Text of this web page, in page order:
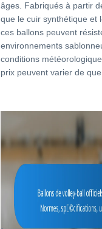
âges. Fabriqués à partir
que le cuir synthétique et
ces ballons peuvent
environnements
conditions
prix peuvent varier de